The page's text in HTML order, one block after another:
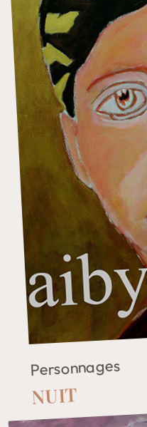
Personnages
NUIT